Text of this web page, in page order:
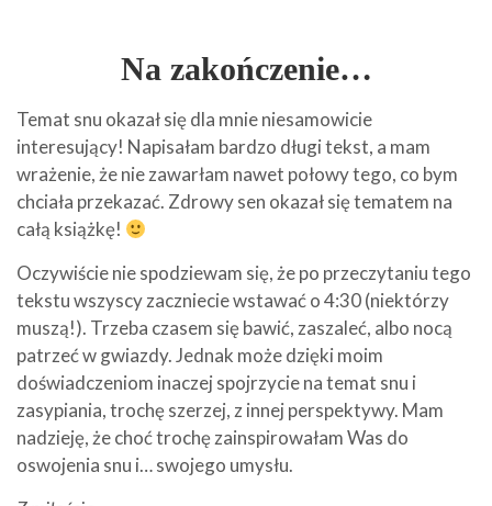
Na zakończenie…
Temat snu okazał się dla mnie niesamowicie
interesujący! Napisałam bardzo długi tekst, a mam
wrażenie, że nie zawarłam nawet połowy tego, co bym
chciała przekazać. Zdrowy sen okazał się tematem na
całą książkę!
Oczywiście nie spodziewam się, że po przeczytaniu tego
tekstu wszyscy zaczniecie wstawać o 4:30 (niektórzy
muszą!). Trzeba czasem się bawić, zaszaleć, albo nocą
patrzeć w gwiazdy. Jednak może dzięki moim
doświadczeniom inaczej spojrzycie na temat snu i
zasypiania, trochę szerzej, z innej perspektywy. Mam
nadzieję, że choć trochę zainspirowałam Was do
oswojenia snu i… swojego umysłu.